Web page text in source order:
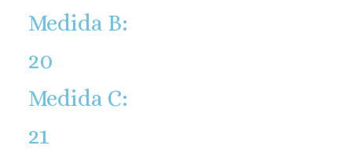
Medida B:
20
Medida C:
21